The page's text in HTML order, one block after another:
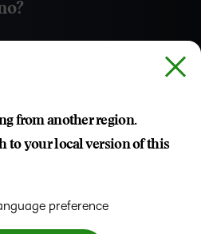
demandar muitos conteúdos
de engajamento.
from another region.
to your local version of this
preference